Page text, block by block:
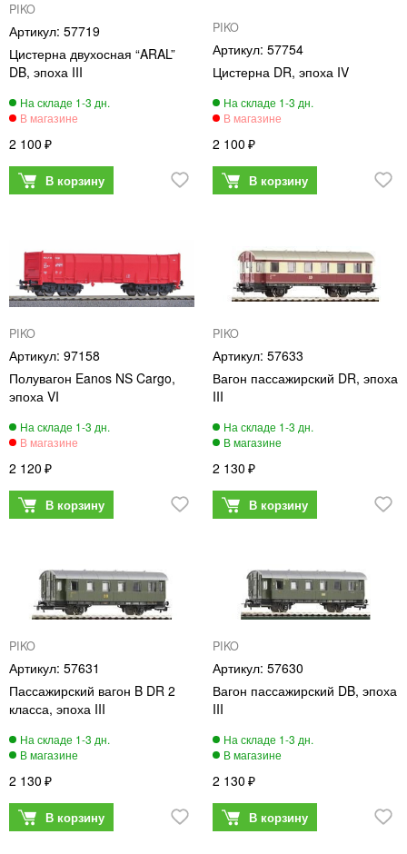
PIKO
57719
Цистерна двухосная “ARAL”
DB, эпоха III
2 100
PIKO
57754
Цистерна DR, эпоха IV
2 100
PIKO
97158
Полувагон Eanos NS Cargo,
эпоха VI
2 120
PIKO
57633
Вагон пассажирский DR, эпоха
III
2 130
PIKO
57631
Пассажирский вагон B DR 2
класса, эпоха III
2 130
PIKO
57630
Вагон пассажирский DB, эпоха
III
2 130